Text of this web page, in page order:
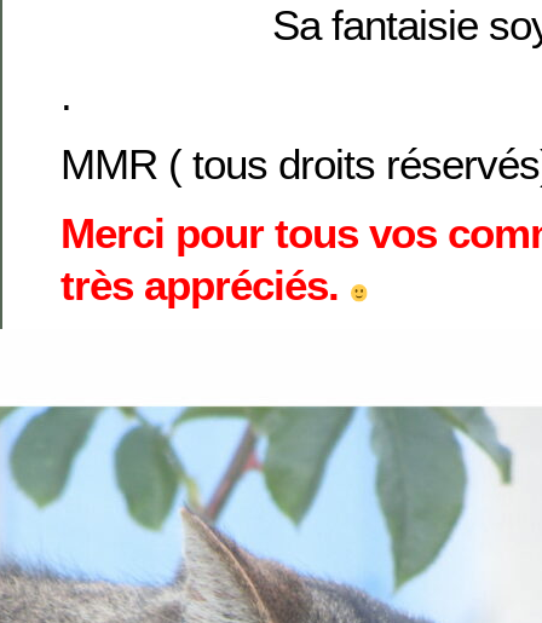
Sa fantaisie
.
MMR ( tous droits
Merci pour tous vos
très appréciés.